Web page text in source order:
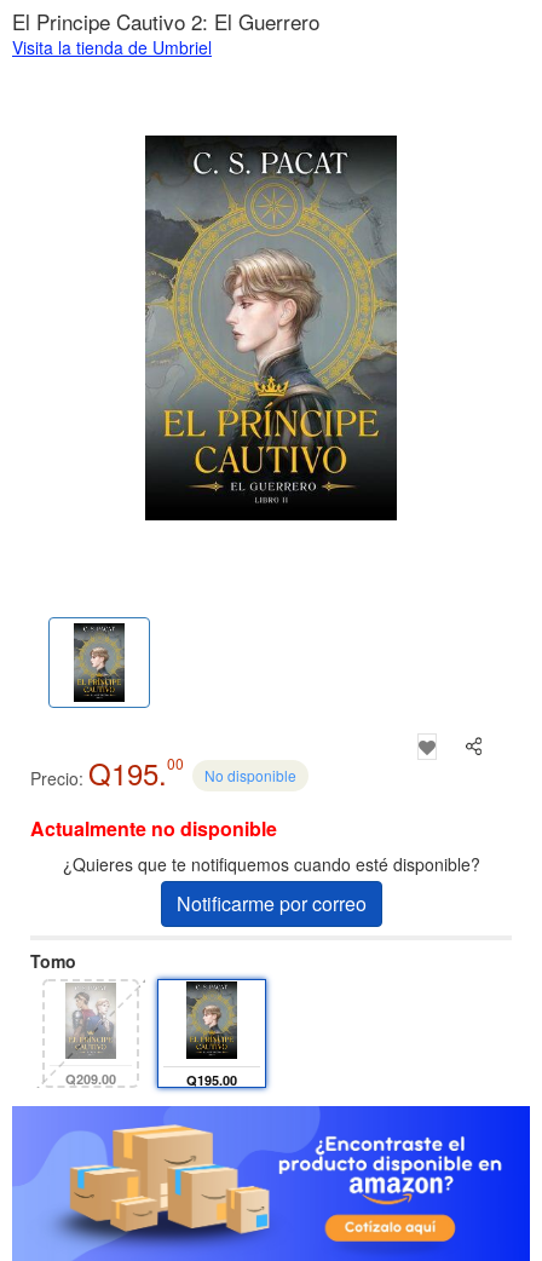
El Principe Cautivo 2: El Guerrero
Visita la tienda de Umbriel
Precio: Q195.00
No disponible
Actualmente no disponible
¿Quieres que te notifiquemos cuando esté disponible?
Notificarme por correo
Tomo
Q209.00 Q195.00